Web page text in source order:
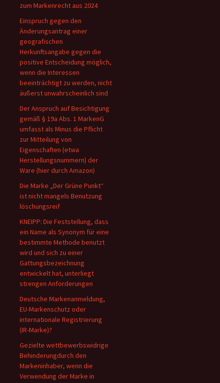
zum Markenrecht aus 2024
Einspruch gegen den
Änderungsantrag einer
geografischen
Herkunftsangabe gegen die
positive Entscheidung möglich,
wenn die Interessen
beeinträchtigt zu werden, nicht
äußerst unwahrscheinlich sind
Der Anspruch auf Besichtigung
gemäß § 19a Abs. 1 MarkenG
umfasst als Minus die Pflicht
zur Mitteilung von
Eigenschaften (etwa
Herstellungsnummern) der
Ware (hier durch Amazon)
Die Marke „Der Grüne Punkt“
ist nicht mangels Benutzung
löschungsreif
KNEIPP: Die Feststellung, dass
ein Name als Synonym für eine
bestimmte Methode benutzt
wird und sich zu einer
Gattungsbezeichnung
entwickelt hat, unterliegt
strengen Anforderungen
Deutsche Markenanmeldung,
EU-Markenschutz oder
internationale Registrierung
(IR-Marke)?
Gezielte wettbewerbswidrige
Behinderungdurch den
Markeninhaber, wenn die
Verwendung der Marke in